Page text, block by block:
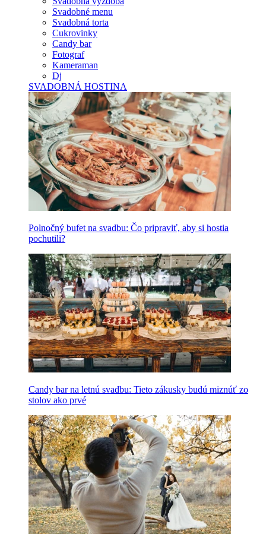
Svadobné menu
Svadobná torta
Cukrovinky
Candy bar
Fotograf
Kameraman
Dj
SVADOBNÁ HOSTINA
Polnočný bufet na svadbu: Čo pripraviť, aby si hostia
pochutili?
Candy bar na letnú svadbu: Tieto zákusky budú miznúť zo
stolov ako prvé